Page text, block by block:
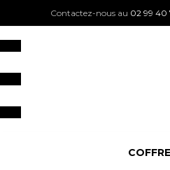
Contactez-nous au 02 99 40